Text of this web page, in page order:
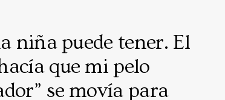
niña puede tener. El
que mi pelo
se movía para